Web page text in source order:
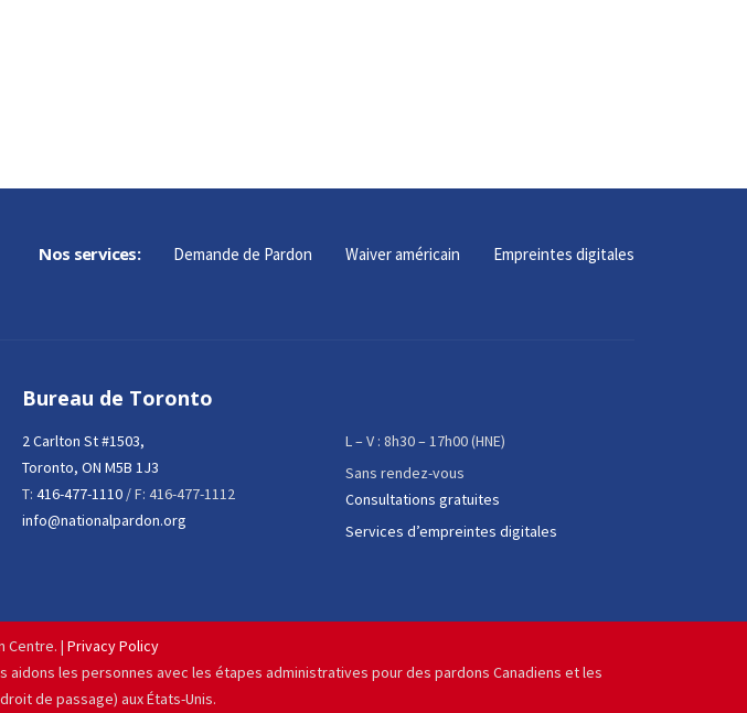
Nos services: Demande de Pardon Waiver américain Empreintes digitales
Bureau de Toronto
2 Carlton St #1503,
Toronto, ON M5B 1J3
T: 416-477-1110 / F: 416-477-1112
info@nationalpardon.org
L – V : 8h30 – 17h00 (HNE)
Sans rendez-vous
Consultations gratuites
Services d’empreintes digitales
Centre. | Privacy Policy
aidons les personnes avec les étapes administratives pour des pardons Canadiens et les
de passage) aux États-Unis.